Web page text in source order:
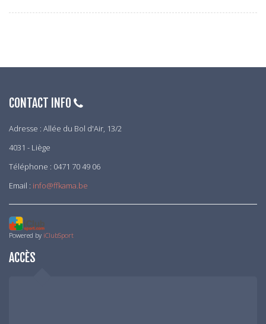
CONTACT INFO
Adresse : Allée du Bol d'Air, 13/2
4031 - Liège
Téléphone : 0471 70 49 06
Email : info@ffkama.be
Powered by iClubSport
ACCÈS